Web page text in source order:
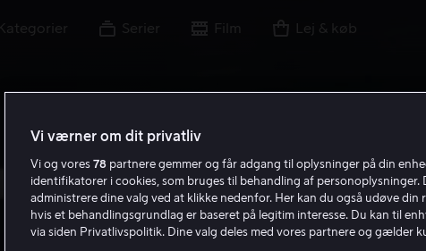
Kategorier Serier Film Lej & køb
Vi værner om dit privatliv
Vi og vores 78 partnere gemmer og får adgang til oplysninger på din
identifikatorer i cookies, som bruges til behandling af personoplysninger.
administrere dine valg ved at klikke nedenfor. Her kan du også udøve din
hvis et behandlingsgrundlag er baseret på legitim interesse. Du kan til
via siden Privatlivspolitik. Dine valg deles med vores partnere og gælder